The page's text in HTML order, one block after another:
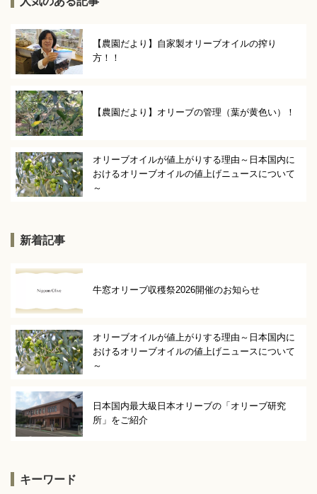
【農園だより】自家製オリーブオイルの搾り
方！！
【農園だより】オリーブの管理（葉が黄色い）！
オリーブオイルが値上がりする理由～日本国内に
おけるオリーブオイルの値上げニュースについて
～
新着記事
牛窓オリーブ収穫祭2026開催のお知らせ
オリーブオイルが値上がりする理由～日本国内に
おけるオリーブオイルの値上げニュースについて
～
日本国内最大級日本オリーブの「オリーブ研究
所」をご紹介
キーワード